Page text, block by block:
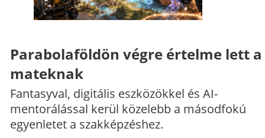
Parabolaföldön végre értelme lett a
mateknak
Fantasyval, digitális eszközökkel és AI-
mentorálással kerül közelebb a másodfokú
egyenletet a szakképzéshez.